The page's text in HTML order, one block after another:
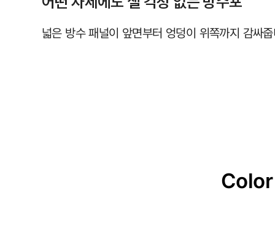
넓은 방수 패널이 앞면부터 엉덩이 위쪽까지 감싸
Color